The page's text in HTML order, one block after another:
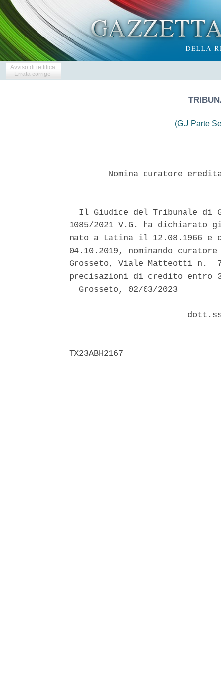
Avviso di rettifica
Errata corrige
(GU Parte
Nomina curatore
Il Giudice del Tribunale di
1085/2021 V.G. ha dichiarato
nato a Latina il 12.08.1966 e
04.10.2019, nominando
Grosseto, Viale Matteotti n.
precisazioni di credito entro
  Grosseto, 02/03/2023